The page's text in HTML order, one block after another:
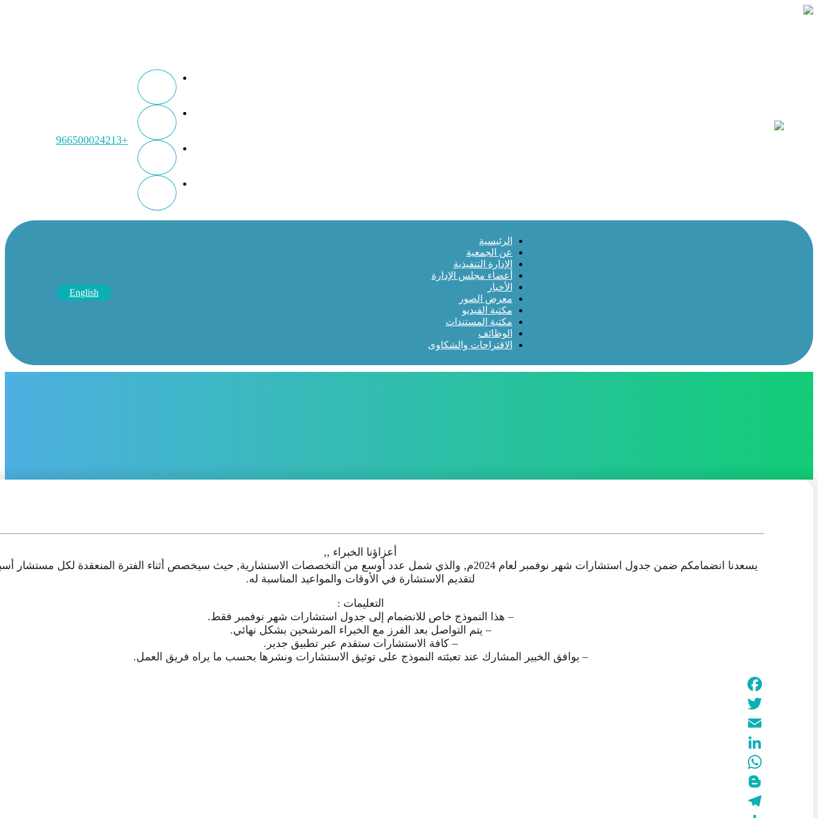
+966500024213
الرئيسية
عن الجمعية
الإدارة التنفيذية
أعضاء مجلس الإدارة
الأخبار
معرض الصور
مكتبة الفيديو
مكتبة المستندات
الوظائف
الاقتراحات والشكاوى
English
أعزاؤنا الخبراء ,,
يسعدنا انضمامكم ضمن جدول استشارات شهر نوفمبر لعام 2024م, والذي شمل عدد أوسع من التخصصات الاستشارية, حيث سيخصص أثناء الفترة المنعقدة لكل
لتقديم الاستشارة في الأوقات والمواعيد المناسبة له.
التعليمات :
– هذا النموذج خاص للانضمام إلى جدول استشارات شهر نوفمبر فقط.
– يتم التواصل بعد الفرز مع الخبراء المرشحين بشكل نهائي.
– كافة الاستشارات ستقدم عبر تطبيق جدير.
– يوافق الخبير المشارك عند تعبئته النموذج على توثيق الاستشارات ونشرها بحسب ما يراه فريق العمل.